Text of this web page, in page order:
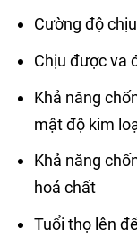
Cường độ
Chịu được va
Khả năng
mật độ kim
Khả năng
hoá chất
Tuổi thọ lên